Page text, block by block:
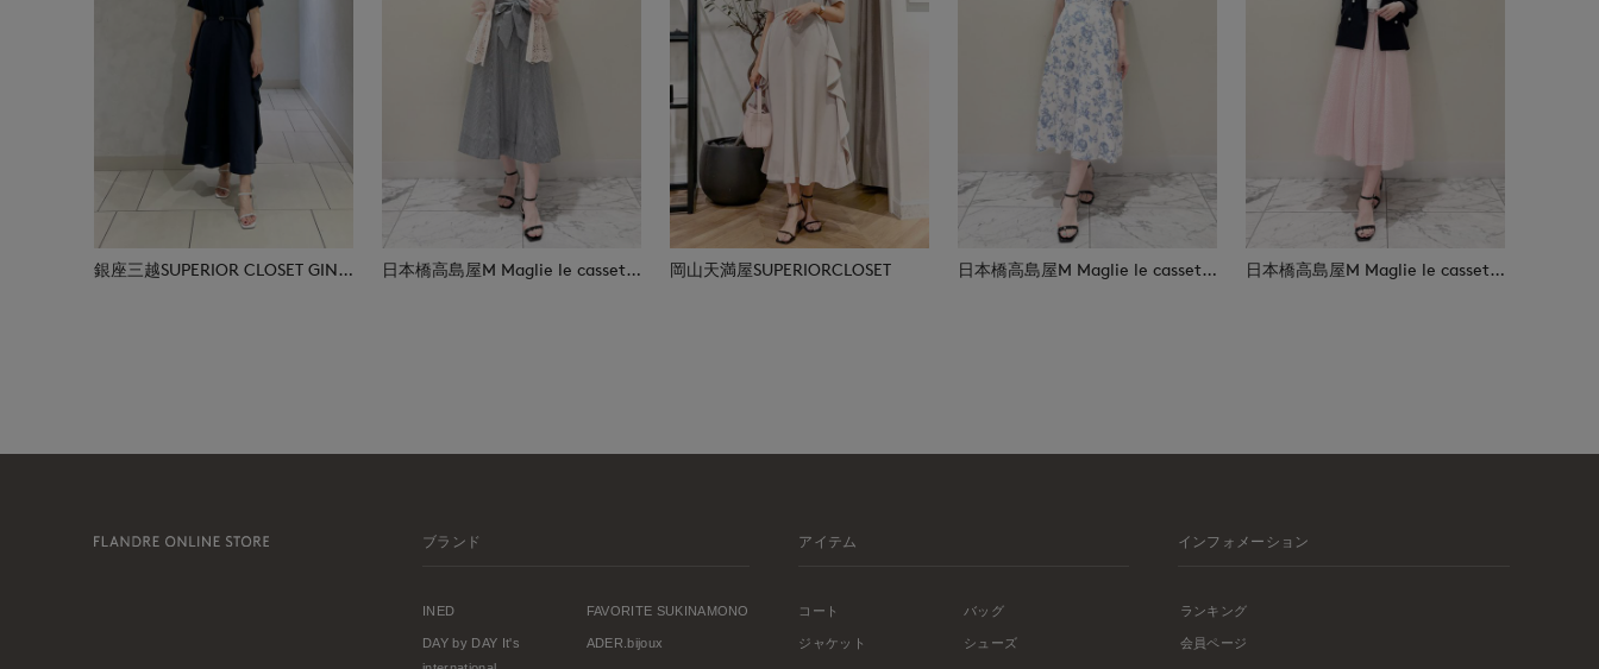
銀座三越SUPERIOR CLOSET GINZA 日本橋高島屋M Maglie le cassetto 岡山天満屋SUPERIORCLOSET 日本橋高島屋M Maglie le cassetto 日本橋高島屋M Maglie le cassetto
ブランド
INED
DAY by DAY It's
FAVORITE SUKINAMONO
ADER.bijoux
アイテム
コート
ジャケット
バッグ
シューズ
インフォメーション
ランキング
会員ページ